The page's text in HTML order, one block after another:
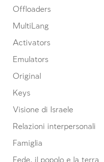
Offloaders
MultiLang
Activators
Emulators
Original
Keys
Visione di Israele
Relazioni interpersonali
Famiglia
Fede, il popolo e la terra